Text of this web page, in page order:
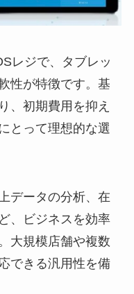
レジで、タブレッ
性が特徴です。基
、初期費用を抑え
とって理想的な選
データの分析、在
、ビジネスを効率
大規模店舗や複数
できる汎用性を備